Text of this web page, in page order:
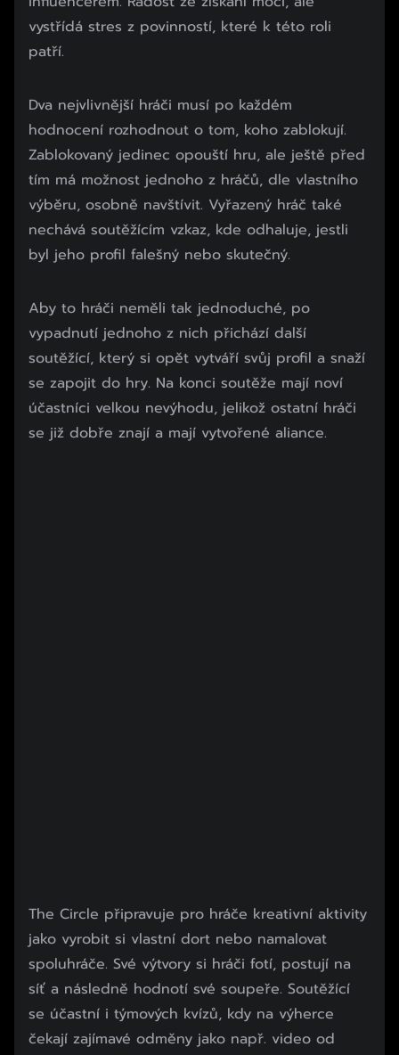
vystřídá stres z povinností, které k této roli
patří.
Dva nejvlivnější hráči musí po každém
hodnocení rozhodnout o tom, koho zablokují.
Zablokovaný jedinec opouští hru, ale ještě před
tím má možnost jednoho z hráčů, dle vlastního
výběru, osobně navštívit. Vyřazený hráč také
nechává soutěžícím vzkaz, kde odhaluje, jestli
byl jeho profil falešný nebo skutečný.
Začátek reklamy
Konec reklamy
Aby to hráči neměli tak jednoduché, po
vypadnutí jednoho z nich přichází další
soutěžící, který si opět vytváří svůj profil a snaží
se zapojit do hry. Na konci soutěže mají noví
účastníci velkou nevýhodu, jelikož ostatní hráči
se již dobře znají a mají vytvořené aliance.
The Circle připravuje pro hráče kreativní aktivity
jako vyrobit si vlastní dort nebo namalovat
spoluhráče. Své výtvory si hráči fotí, postují na
síť a následně hodnotí své soupeře. Soutěžící
se účastní i týmových kvízů, kdy na výherce
čekají zajímavé odměny jako např. video od